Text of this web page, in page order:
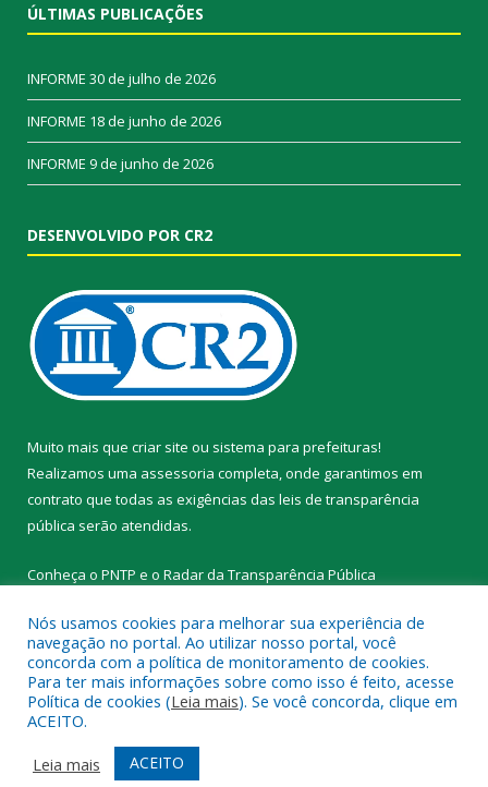
ÚLTIMAS PUBLICAÇÕES
INFORME 30 de julho de 2026
INFORME 18 de junho de 2026
INFORME 9 de junho de 2026
DESENVOLVIDO POR CR2
Muito mais que criar site ou sistema para prefeituras!
Realizamos uma assessoria completa, onde garantimos em
contrato que todas as exigências das leis de transparência
pública serão atendidas.
Conheça o PNTP e o Radar da Transparência Pública
Todos os direitos reservados a Prefeitura Municipal de Novo
Progresso.
Mapa do Site
Acessar Área Administrativa
Acessar Webmail
Nós usamos cookies para melhorar sua experiência de
navegação no portal. Ao utilizar nosso portal, você
concorda com a política de monitoramento de cookies.
Para ter mais informações sobre como isso é feito, acesse
Política de cookies (Leia mais). Se você concorda, clique em
ACEITO.
Leia mais
ACEITO